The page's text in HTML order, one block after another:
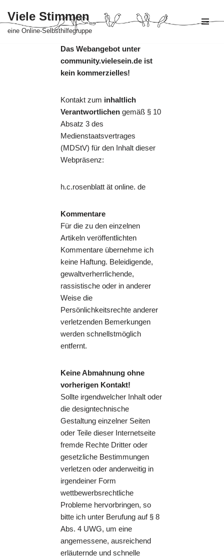
Zum
Viele Stimmen
eine Online-Selbsthilfegruppe
Das Webangebot unter
community.vielesein.de ist
kein kommerzielles!
Kontakt zum inhaltlich
Verantwortlichen gemäß § 10
Absatz 3 des
Medienstaatsvertrages
(MDStV) für den Inhalt dieser
Webpräsenz:
h.c.rosenblatt ät online. de
Kommentare
Für die zu den einzelnen
Artikeln veröffentlichten
Kommentare übernehme ich
keine Haftung. Beleidigende,
gewaltverherrlichende,
rassistische oder in anderer
Weise die
Persönlichkeitsrechte anderer
verletzenden Bemerkungen
werden schnellstmöglich
entfernt.
Keine Abmahnung ohne
vorherigen Kontakt!
Sollte irgendwelcher Inhalt oder
die designtechnische
Gestaltung einzelner Seiten
oder Teile dieser Internetseite
fremde Rechte Dritter oder
gesetzliche Bestimmungen
verletzen oder anderweitig in
irgendeiner Form
wettbewerbsrechtliche
Probleme hervorbringen, so
bitte ich unter Berufung auf § 8
Abs. 4 UWG, um eine
angemessene, ausreichend
erläuternde und schnelle